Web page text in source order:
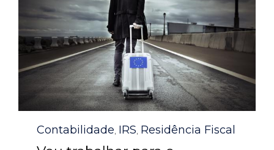
Category
Contabilidade, IRS, Residência Fiscal